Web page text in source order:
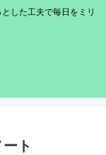
した工夫で毎日をミリ